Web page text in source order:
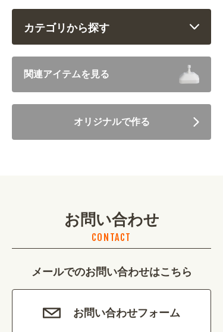
カテゴリから探す
住まい・暮らし (5246)
美容・健康 (4656)
不動産・建築 (1886)
カルチャー・教養 (684)
娯楽 (688)
車・バイク関連 (263)
関連アイテムを見る
オリジナルで作る
お問い合わせ
CONTACT
メールでのお問い合わせはこちら
お問い合わせフォーム